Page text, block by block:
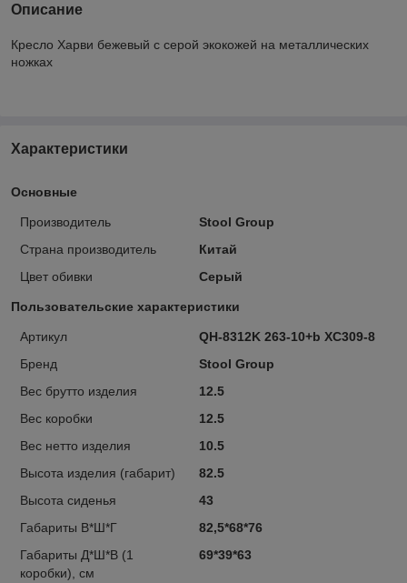
Описание
Кресло Харви бежевый с серой экокожей на металлических
ножках
Характеристики
Основные
Производитель
Stool Group
Страна производитель
Китай
Цвет обивки
Серый
Пользовательские характеристики
Артикул
QH-8312K 263-10+b XC309-8
Бренд
Stool Group
Вес брутто изделия
12.5
Вес коробки
12.5
Вес нетто изделия
10.5
Высота изделия (габарит)
82.5
Высота сиденья
43
Габариты В*Ш*Г
82,5*68*76
Габариты Д*Ш*В (1
коробки), см
69*39*63